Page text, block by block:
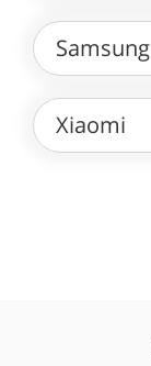
Samsung
Xiaomi